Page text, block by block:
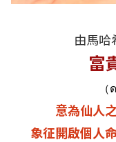
由馬
富
意為仙人
象征開啟個人